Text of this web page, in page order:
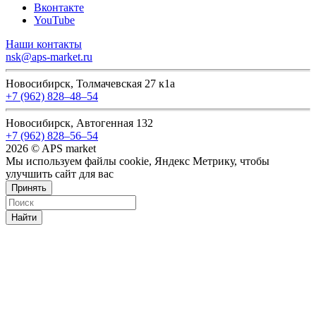
Вконтакте
YouTube
Наши контакты
nsk@aps-market.ru
Новосибирск, Толмачевская 27 к1а
+7 (962) 828‒48‒54
Новосибирск, Автогенная 132
+7 (962) 828‒56‒54
2026 © APS market
Мы используем файлы cookie, Яндекс Метрику, чтобы
улучшить сайт для вас
Принять
Найти